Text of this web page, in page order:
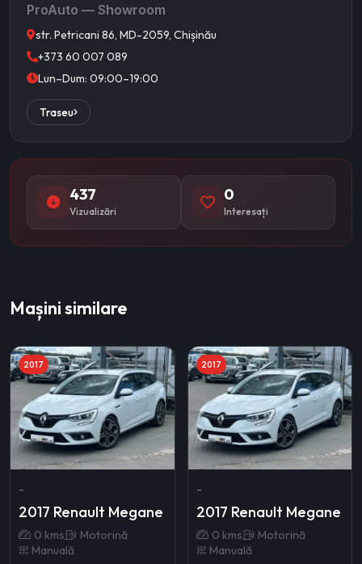
ProAuto — Showroom
str. Petricani 86, MD-2059, Chișinău
+373 60 007 089
Lun–Dum: 09:00–19:00
Traseu
437
Vizualizări
0
Interesați
Mașini similare
2017
-
2017 Renault Megane
0 kms
Motorină
Manuală
2017
-
2017 Renault Megane
0 kms
Motorină
Manuală